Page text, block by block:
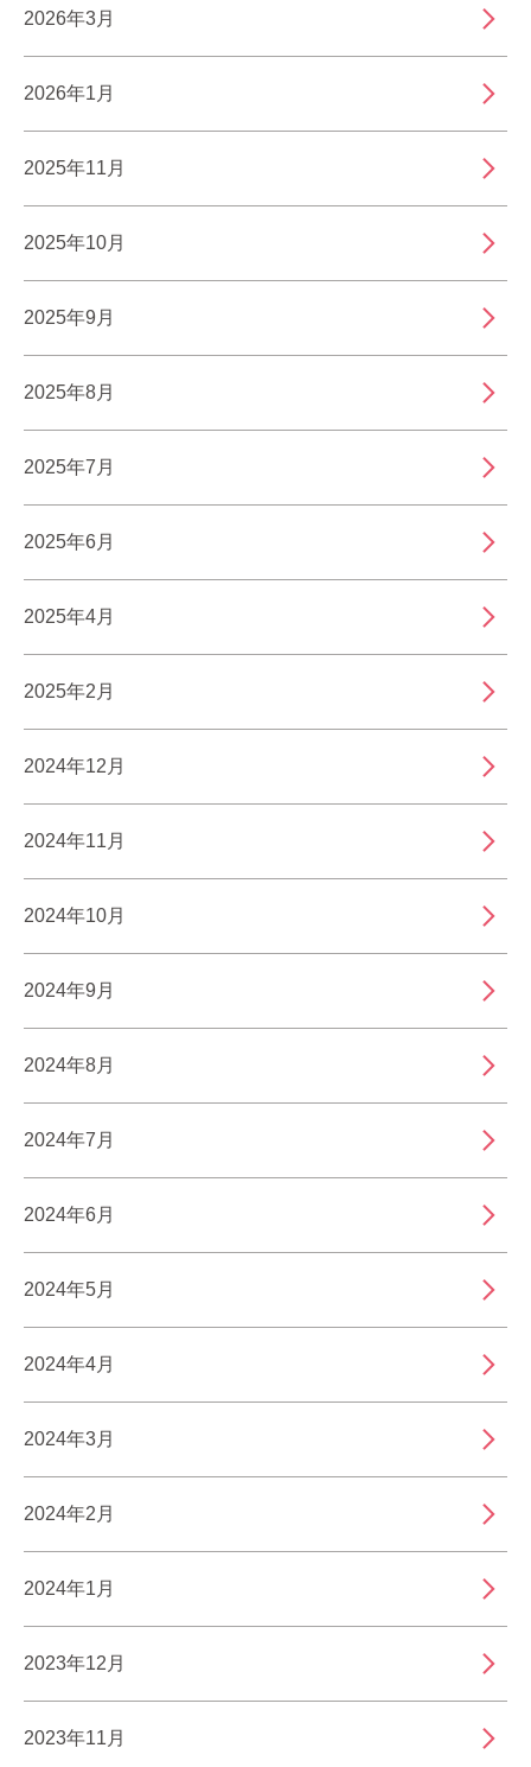
2026年3月
2026年1月
2025年11月
2025年10月
2025年9月
2025年8月
2025年7月
2025年6月
2025年4月
2025年2月
2024年12月
2024年11月
2024年10月
2024年9月
2024年8月
2024年7月
2024年6月
2024年5月
2024年4月
2024年3月
2024年2月
2024年1月
2023年12月
2023年11月